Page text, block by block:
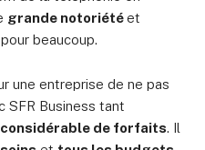
grande notoriétéet
beaucoup.
une entreprise de ne pas
SFR Business tant
considérable de forfaits. Il